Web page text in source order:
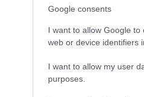
Google consents
I want to allow Google
web or device identifiers
I want to allow my user
purposes.